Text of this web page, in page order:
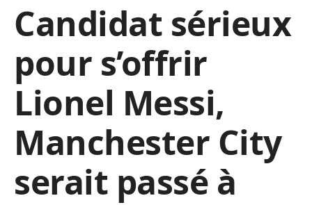
Candidat sérieux
pour s’offrir
Lionel Messi,
Manchester City
serait passé à